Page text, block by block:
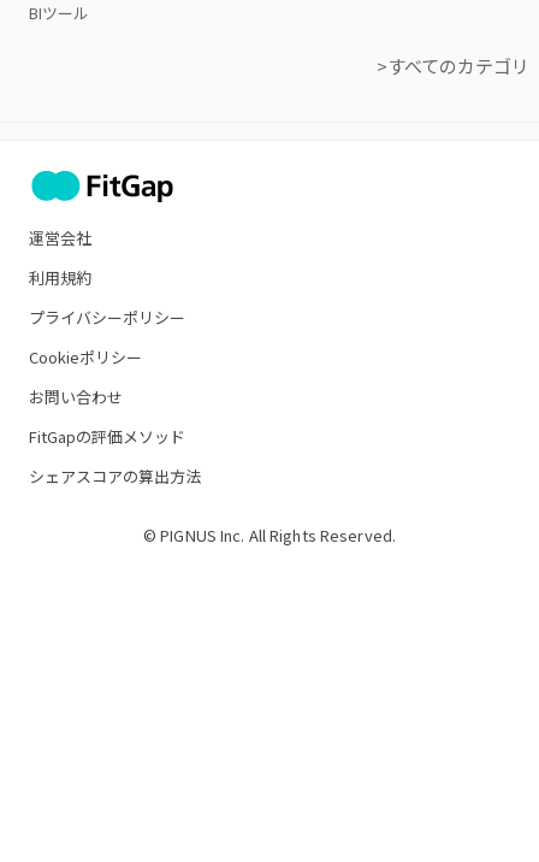
BIツール
>すべてのカテゴリ
運営会社
利用規約
プライバシーポリシー
Cookieポリシー
お問い合わせ
FitGapの評価メソッド
シェアスコアの算出方法
© PIGNUS Inc. All Rights Reserved.